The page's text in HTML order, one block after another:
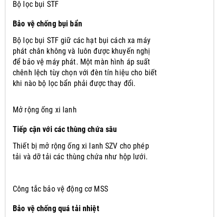
Bộ lọc bụi STF
Bảo vệ chống bụi bẩn
Bộ lọc bụi STF giữ các hạt bụi cách xa máy
phát chân không và luôn được khuyến nghị
để bảo vệ máy phát. Một màn hình áp suất
chênh lệch tùy chọn với đèn tín hiệu cho biết
khi nào bộ lọc bẩn phải được thay đổi.
Mở rộng ống xi lanh
Tiếp cận với các thùng chứa sâu
Thiết bị mở rộng ống xi lanh SZV cho phép
tải và dỡ tải các thùng chứa như hộp lưới.
Công tắc bảo vệ động cơ MSS
Bảo vệ chống quá tải nhiệt